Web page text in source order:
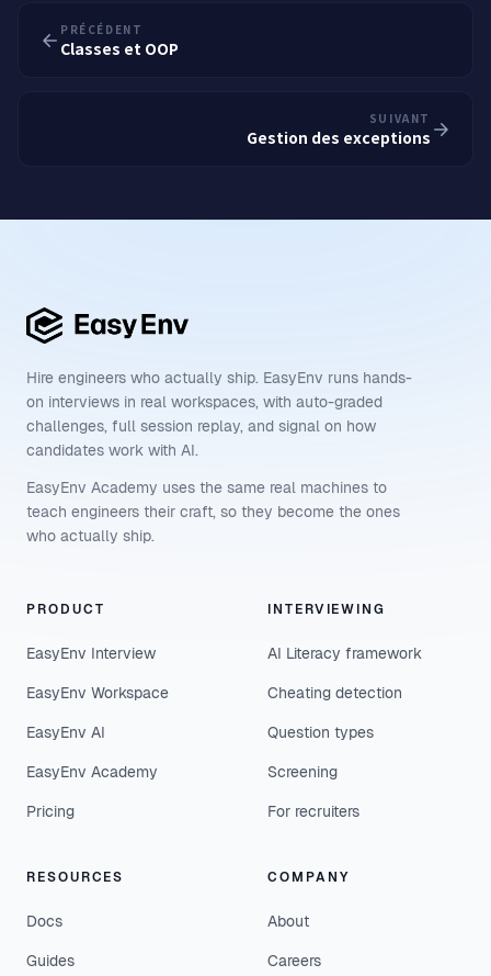
PRÉCÉDENT
Classes et OOP
SUIVANT
Gestion des exceptions
Hire engineers who actually ship. EasyEnv runs hands-
on interviews in real workspaces, with auto-graded
challenges, full session replay, and signal on how
candidates work with AI.
EasyEnv Academy uses the same real machines to
teach engineers their craft, so they become the ones
who actually ship.
PRODUCT
EasyEnv Interview
EasyEnv Workspace
EasyEnv AI
EasyEnv Academy
Pricing
INTERVIEWING
AI Literacy framework
Cheating detection
Question types
Screening
For recruiters
RESOURCES
Docs
Guides
COMPANY
About
Careers